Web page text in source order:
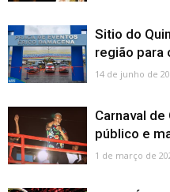
Sitio do
região para
14 de junho de
Carnaval
público e
1 de março de